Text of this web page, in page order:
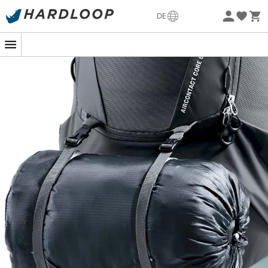
DE
Sommerangebote🔥 -5% EXTRA ab 2 Produkten* Code